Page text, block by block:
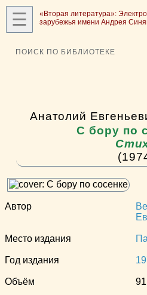
☰
«Вторая литература»:
зарубежья имени Андрея
ПОИСК ПО БИБЛИОТЕКЕ
Анатолий
С бору по
Автор
Место издания
Год издания
Объём